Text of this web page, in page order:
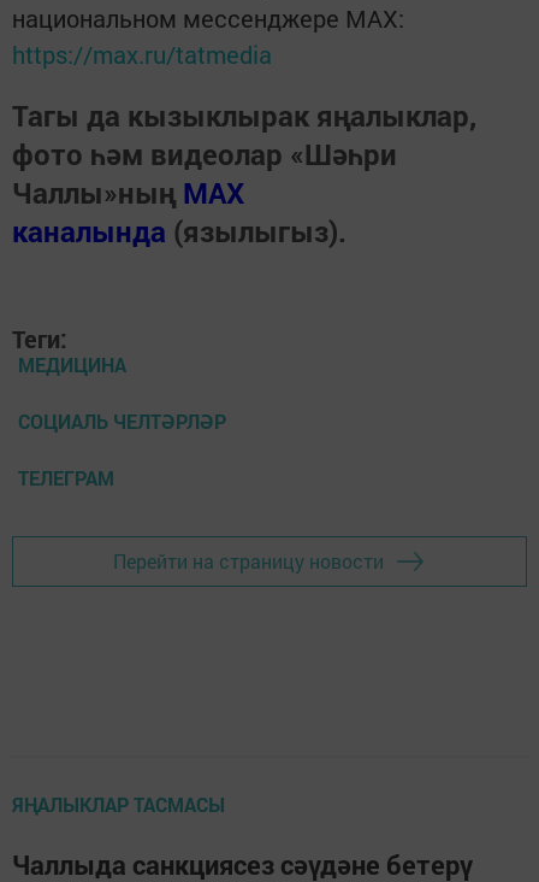
национальном мессенджере MАХ:
https://max.ru/tatmedia
Тагы да кызыклырак яңалыклар,
фото һәм видеолар «Шәһри
Чаллы»ның MAX
каналында (язылыгыз).
Теги:
МЕДИЦИНА
СОЦИАЛЬ ЧЕЛТӘРЛӘР
ТЕЛЕГРАМ
Перейти на страницу новости
ЯҢАЛЫКЛАР ТАСМАСЫ
Чаллыда санкциясез сәүдәне бетерү